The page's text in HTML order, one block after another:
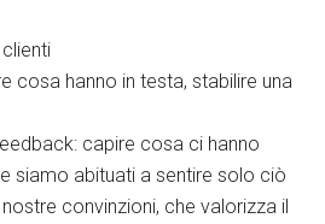
cosa hanno in testa, stabilire una
capire cosa ci hanno
siamo abituati a sentire solo ciò
convinzioni, che valorizza il